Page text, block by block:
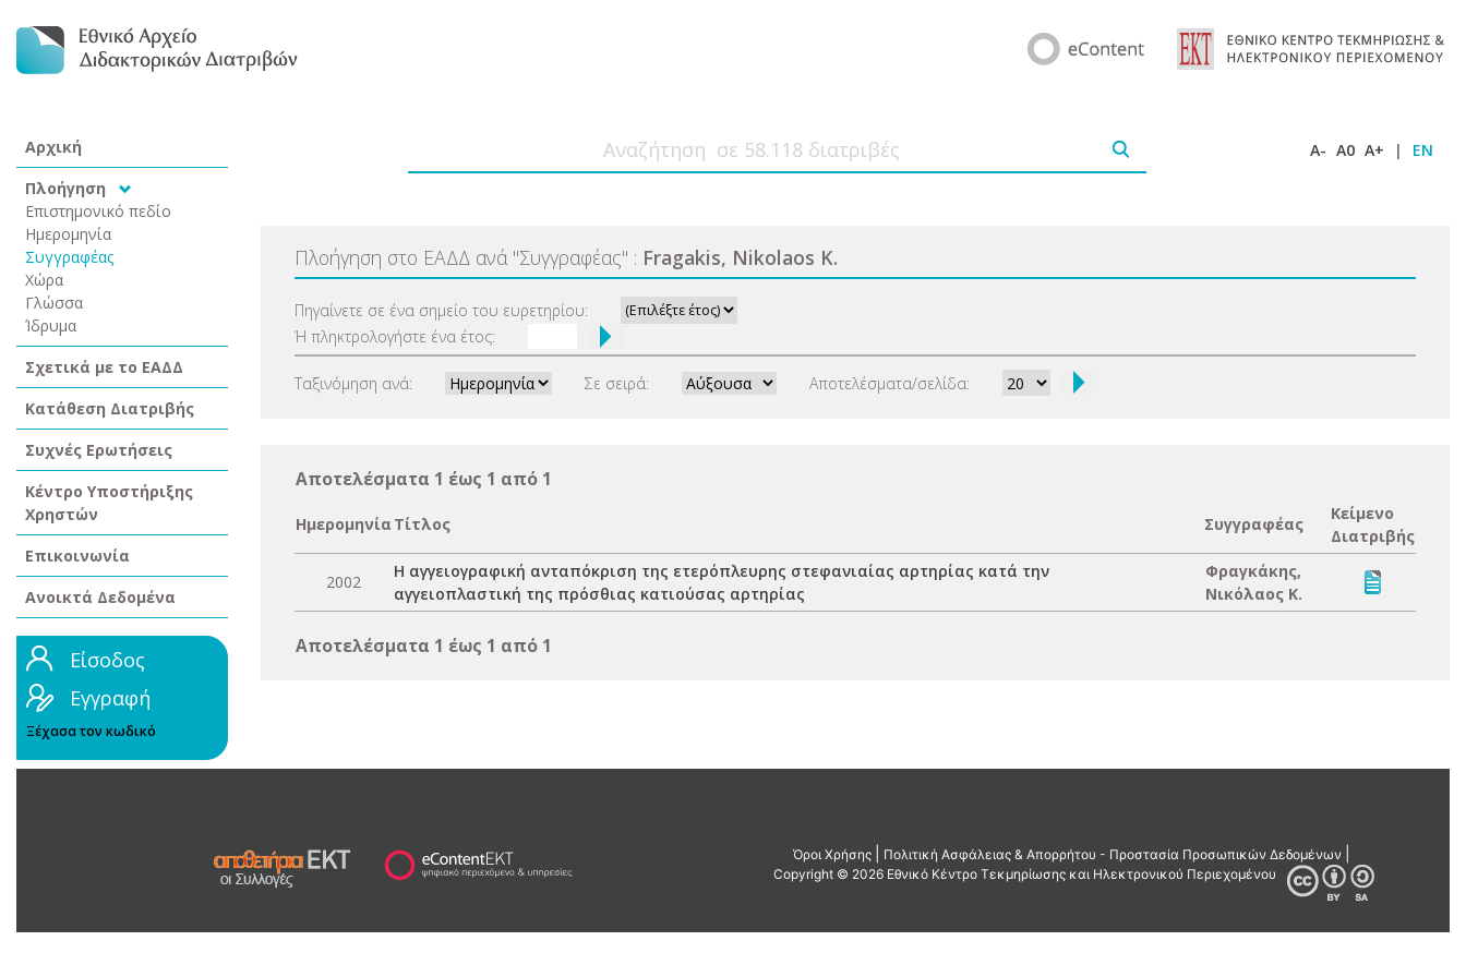
Αρχική
Πλοήγηση
Επιστημονικό πεδίο
Ημερομηνία
Συγγραφέας
Χώρα
Γλώσσα
Ίδρυμα
Σχετικά με το ΕΑΔΔ
Κατάθεση Διατριβής
Συχνές Ερωτήσεις
Κέντρο Υποστήριξης
Χρηστών
Επικοινωνία
Ανοικτά Δεδομένα
Είσοδος
Εγγραφή
Ξέχασα τον κωδικό
A- A0 A+ | EN
Πλοήγηση στο ΕΑΔΔ ανά "Συγγραφέας" : Fragakis, Nikolaos K.
Πηγαίνετε σε ένα σημείο του ευρετηρίου:
Ή πληκτρολογήστε ένα έτος:
Ταξινόμηση ανά: Σε σειρά: Αποτελέσματα/σελίδα:
Αποτελέσματα 1 έως 1 από 1
Ημερομηνία Τίτλος Συγγραφέας
Κείμενο
Διατριβής
2002
Η αγγειογραφική ανταπόκριση της ετερόπλευρης στεφανιαίας αρτηρίας κατά την
αγγειοπλαστική της πρόσθιας κατιούσας αρτηρίας
Φραγκάκης,
Νικόλαος Κ.
Αποτελέσματα 1 έως 1 από 1